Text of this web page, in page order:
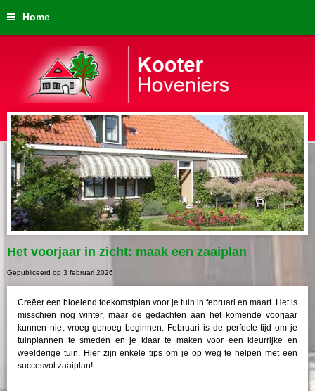
Home
Het voorjaar in zicht: maak een zaaiplan
Gepubliceerd op 3 februari 2026
Creëer een bloeiend toekomstplan voor je tuin in februari en maart. Het is
misschien nog winter, maar de gedachten aan het komende voorjaar
kunnen niet vroeg genoeg beginnen. Februari is de perfecte tijd om je
tuinplannen te smeden en je klaar te maken voor een kleurrijke en
weelderige tuin. Hier zijn enkele tips om je op weg te helpen met een
succesvol zaaiplan!